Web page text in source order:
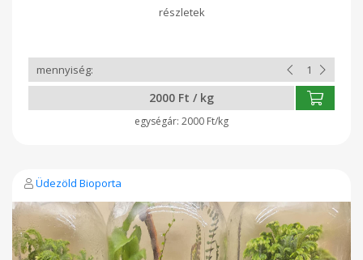
feldolgozásának köszönhetően megőrzi természetes
aromáját és értékes beltartalmát, így minden kanálnyi mák a
szeretne , a Bogyoszlòi Mákműhely 2026-os mákja a legjobb
választás.
2000 Ft / kg
2000 Ft/kg
Üdezöld Bioporta